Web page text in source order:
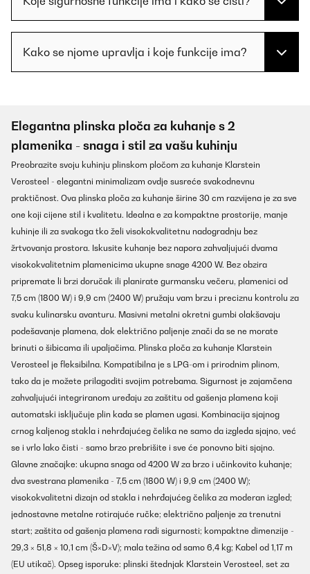
Kako se njome upravlja i koje funkcije ima?
Elegantna plinska ploča za kuhanje s 2
plamenika - snaga i stil za vašu kuhinju
Preobrazite svoju kuhinju plinskom pločom za kuhanje Klarstein
Verosteel - elegantni minimalizam ovdje susreće svakodnevnu
praktičnost. Ova plinska ploča za kuhanje širine 30 cm razvijena je za sve
one koji cijene stil i kvalitetu. Idealna e za kompaktne prostorije, manje
kuhinje ili za svakoga tko želi visokokvalitetnu nadogradnju bez
žrtvovanja prostora. Iskusite kuhanje bez napora zahvaljujući dvama
visokokvalitetnim plamenicima ukupne snage 4200 W. Bez obzira
pripremate li brzi doručak ili planirate gurmansku večeru, plamenici od
7,5 cm (1800 W) i 9,9 cm (2400 W) pružaju vam brzu i preciznu kontrolu za
svaku kulinarsku avanturu. Masivni metalni okretni gumbi olakšavaju
podešavanje plamena, dok električno paljenje znači da se ne morate
brinuti o šibicama ili upaljačima. Plinska ploča za kuhanje Klarstein
Verosteel je fleksibilna. Kompatibilna je s LPG-om i prirodnim plinom,
tako da je možete prilagoditi svojim potrebama. Sigurnost je zajamčena
zahvaljujući integriranom uređaju za zaštitu od gašenja plamena koji
automatski isključuje plin kada se plamen ugasi. Kombinacija sjajnog
crnog kaljenog stakla i nehrđajućeg čelika ne samo da izgleda sjajno, već
se i vrlo lako čisti - samo brzo prebrišite i sve će ponovno biti sjajno.
Glavne značajke: ukupna snaga od 4200 W za brzo i učinkovito kuhanje;
dva svestrana plamenika - 7,5 cm (1800 W) i 9,9 cm (2400 W);
visokokvalitetni dizajn od stakla i nehrđajućeg čelika za moderan izgled;
jednostavne metalne rotirajuće ručke; električno paljenje za trenutni
start; zaštita od gašenja plamena radi sigurnosti; kompaktne dimenzije -
29,3 × 51,8 × 10,1 cm (Š×D×V); mala težina od samo 6,4 kg; Kabel od 1,17 m
(EU utikač). Opseg isporuke: plinski štednjak Klarstein Verosteel, set za